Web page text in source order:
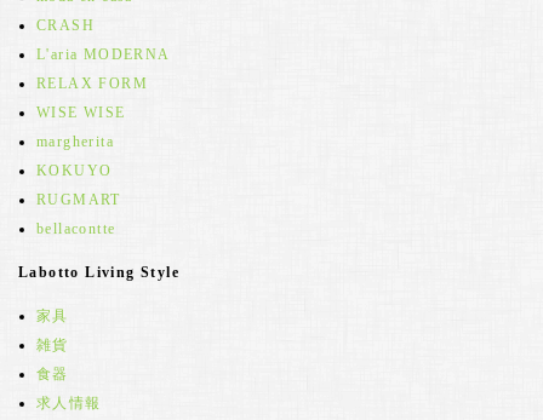
CRASH
L'aria MODERNA
RELAX FORM
WISE WISE
margherita
KOKUYO
RUGMART
bellacontte
Labotto Living Style
家具
雑貨
食器
求人情報